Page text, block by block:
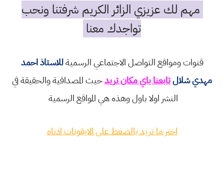
مهم لك عزيزي الزائر الكريم شرفتنا ونحب
تواجدك معنا
قنوات ومواقع التواصل الاجتماعي الرسميةللاستاذ احمد
مهدي شلالتابعنا باي مكان تريدحيث المصداقية والحقيقة في
النشر اولا باول وهذه هي المواقع الرسمية
اختر ما تريد بالضغط على الايقونات ادناه